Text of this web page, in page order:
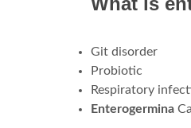
Git disorder
Probiotic
Respiratory
Enterogermina